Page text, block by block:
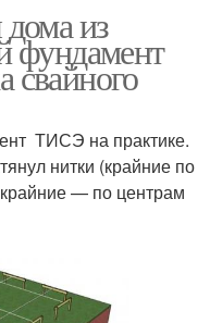
из
фундамент
ТИСЭ на практике.
нитки (крайние по
— по центрам